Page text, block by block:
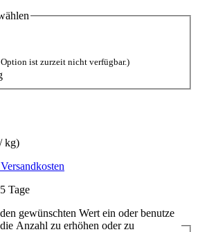
Option ist zurzeit nicht verfügbar.)
kg)
Tage
gewünschten Wert ein oder benutze
Anzahl zu erhöhen oder zu